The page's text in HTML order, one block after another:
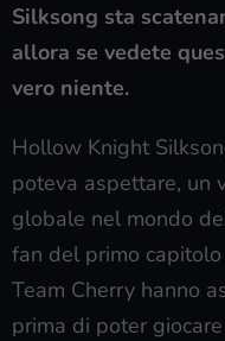
Silksong sta
allora se vedete
vero niente.
Hollow Knight
poteva aspettare, un
globale nel mondo
fan del primo
Team Cherry hanno
prima di poter